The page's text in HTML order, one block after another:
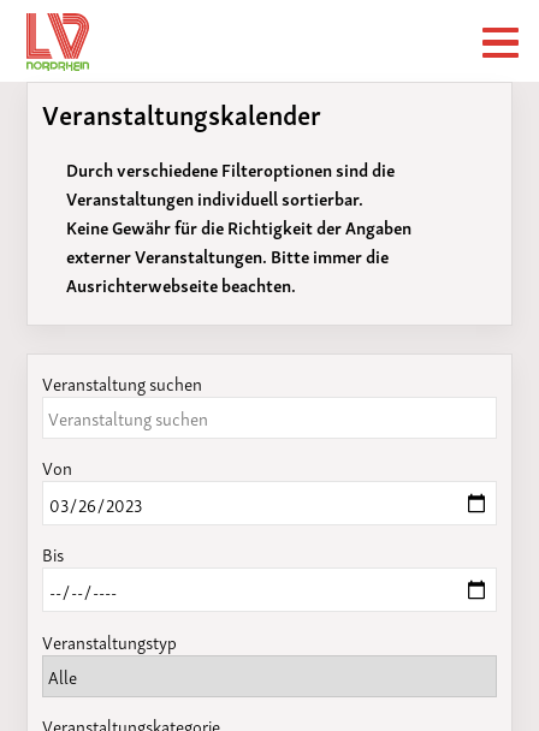
Veranstaltungskalender
Durch verschiedene Filteroptionen sind die
Veranstaltungen individuell sortierbar.
Keine Gewähr für die Richtigkeit der Angaben
externer Veranstaltungen. Bitte immer die
Ausrichterwebseite beachten.
Veranstaltung suchen
Von
Bis
Veranstaltungstyp
Veranstaltungskategorie